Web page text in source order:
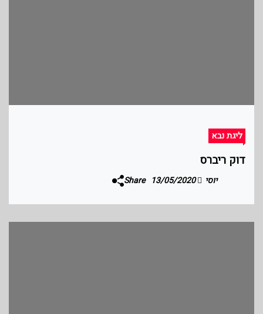
ליגת נבא
דוק ריברס
יוסי 13/05/2020
Share